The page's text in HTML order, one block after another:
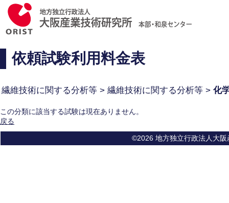
依頼試験利用料金表
繊維技術に関する分析等 > 繊維技術に関する分析等 >化
この分類に該当する試験は現在ありません。
戻る
©2026 地方独立行政法人大阪